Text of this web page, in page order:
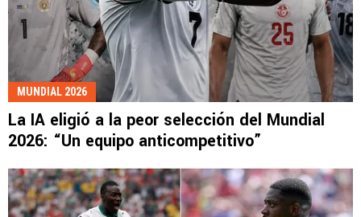
MUNDIAL 2026
La IA eligió a la peor selección del Mundial
2026: “Un equipo anticompetitivo”